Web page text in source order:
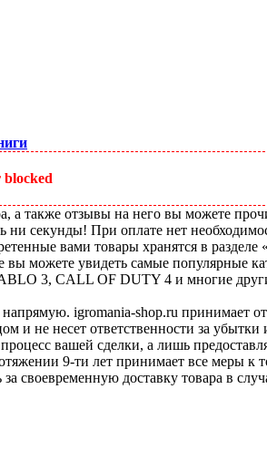
blocked
а также отзывы на него вы можете
секунды! При оплате нет
вами товары хранятся в
можете увидеть самые популярные
3, CALL OF DUTY 4 и многие
igromania-shop.ru принимает
и не несет ответственности за
вашей сделки, а лишь
9-ти лет принимает все меры
своевременную доставку товара в